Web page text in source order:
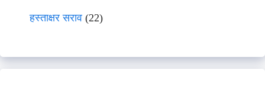
हस्ताक्षर सराव (22)